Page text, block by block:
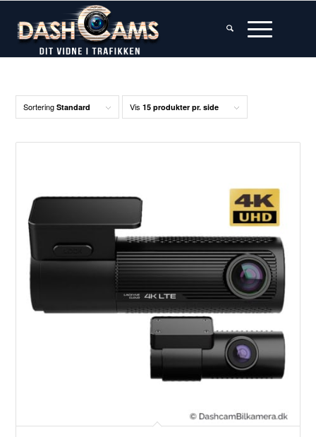
SorteringStandard Vis15 produkter pr. side